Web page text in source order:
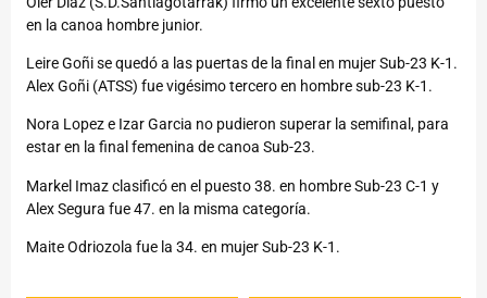
en la canoa hombre junior.
Leire Goñi se quedó a las puertas de la final en mujer Sub-23 K-1.
Alex Goñi (ATSS) fue vigésimo tercero en hombre sub-23 K-1.
Nora Lopez e Izar Garcia no pudieron superar la semifinal, para
estar en la final femenina de canoa Sub-23.
Markel Imaz clasificó en el puesto 38. en hombre Sub-23 C-1 y
Alex Segura fue 47. en la misma categoría.
Maite Odriozola fue la 34. en mujer Sub-23 K-1.